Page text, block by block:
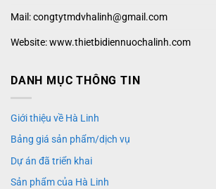
Mail: congtytmdvhalinh@gmail.com
Website: www.thietbidiennuochalinh.com
DANH MỤC THÔNG TIN
Giới thiệu về Hà Linh
Bảng giá sản phẩm/dịch vụ
Dự án đã triển khai
Sản phẩm của Hà Linh